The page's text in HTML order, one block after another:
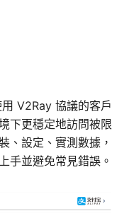
V2Ray 協議的客戶
下更穩定地訪問被限
、設定、實測數據，
手並避免常見錯誤。